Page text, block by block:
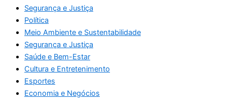
Segurança e Justiça
Política
Meio Ambiente e Sustentabilidade
Segurança e Justiça
Saúde e Bem-Estar
Cultura e Entretenimento
Esportes
Economia e Negócios